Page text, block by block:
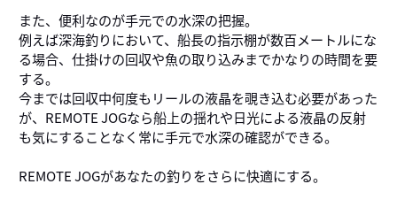
また、便利なのが手元での水深の把握。
例えば深海釣りにおいて、船長の指示棚が数百メートルにな
る場合、仕掛けの回収や魚の取り込みまでかなりの時間を要
する。
今までは回収中何度もリールの液晶を覗き込む必要があった
が、REMOTE JOGなら船上の揺れや日光による液晶の反射
も気にすることなく常に手元で水深の確認ができる。
REMOTE JOGがあなたの釣りをさらに快適にする。